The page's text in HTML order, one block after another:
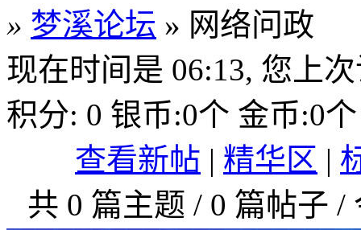
» 梦溪论坛 » 网络问政
现在时间是 06:13, 您上
积分: 0 银币:0个 金币:0
查看新帖 | 精华区 |
共 0 篇主题 / 0 篇帖子 /